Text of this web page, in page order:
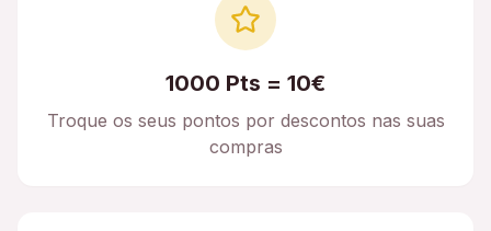
1000 Pts = 10€
Troque os seus pontos por descontos nas suas
compras